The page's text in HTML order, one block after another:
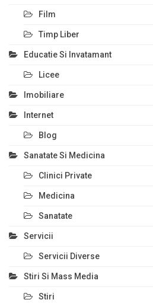
Film
Timp Liber
Educatie Si Invatamant
Licee
Imobiliare
Internet
Blog
Sanatate Si Medicina
Clinici Private
Medicina
Sanatate
Servicii
Servicii Diverse
Stiri Si Mass Media
Stiri